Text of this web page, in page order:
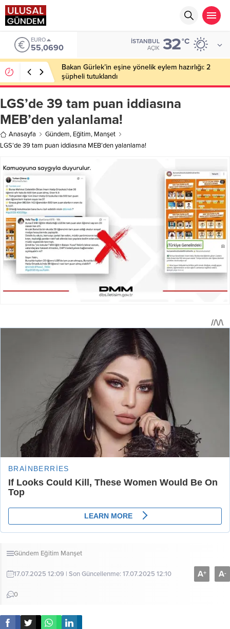
EURO
55,0690
İSTANBUL
AÇIK 32°C
Bakan Gürlek’in eşine yönelik eylem hazırlığı: 2
şüpheli tutuklandı
LGS’de 39 tam puan iddiasına
MEB’den yalanlama!
Anasayfa Gündem, Eğitim, Manşet
LGS’de 39 tam puan iddiasına MEB’den yalanlama!
Gündem Eğitim Manşet
17.07.2025 12:09 | Son Güncellenme: 17.07.2025 12:10
0
A+ A-